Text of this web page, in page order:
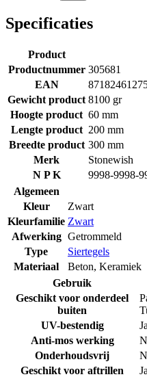
Specificaties
Product
Productnummer 305681
EAN
Gewicht product 8100 gr
Hoogte product 60 mm
Lengte product 200 mm
Breedte product 300 mm
Merk
Stonewish
N P K
9998-9998-
Algemeen
Kleur
Zwart
Kleurfamilie Zwart
Afwerking Getrommeld
Type
Siertegels
Materiaal
Beton, Keramiek
Gebruik
Geschikt voor onderdeel
buiten
UV-bestendig
Ja
Anti-mos werking
Onderhoudsvrij
Geschikt voor aftrillen
Ja